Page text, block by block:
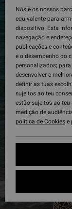
Nós e os nossos
equivalente para
dispositivo. Esta
navegação e
publicações e
e o desempenho do
personalizados;
desenvolver e
definir as tuas
sujeitos ao teu
estão sujeitos ao
medição de
política de Cookiese